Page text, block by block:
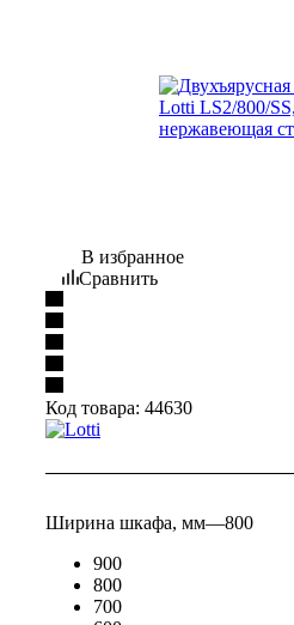
В избранное
Сравнить
Код товара: 44630
Ширина шкафа, мм—800
900
800
700